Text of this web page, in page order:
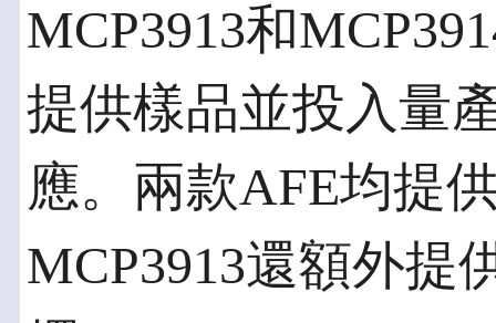
MCP3913和
提供樣品並投入量
應。兩款AFE均提
MCP3913還額外提